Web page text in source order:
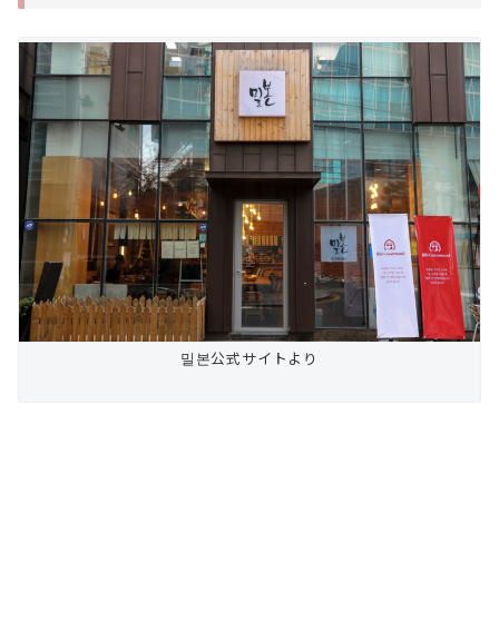
밀본公式サイトより